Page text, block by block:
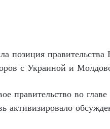
позиция правительства
с Украиной и
правительство во
активизировало